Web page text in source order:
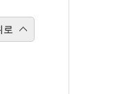
로